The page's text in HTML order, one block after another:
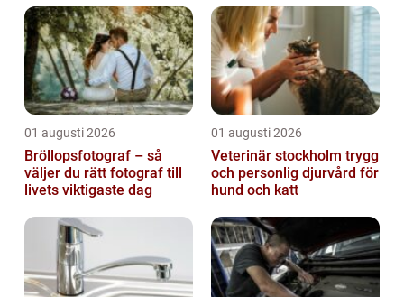
01 augusti 2026
Bröllopsfotograf – så
väljer du rätt fotograf till
livets viktigaste dag
01 augusti 2026
Veterinär stockholm trygg
och personlig djurvård för
hund och katt